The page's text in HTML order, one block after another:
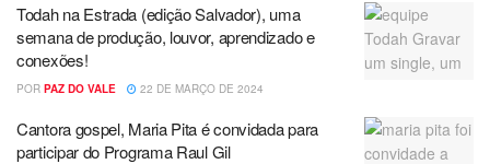
Todah na Estrada (edição Salvador), uma
semana de produção, louvor, aprendizado e
conexões!
POR PAZ DO VALE 22 DE MARÇO DE 2024
Cantora gospel, Maria Pita é convidada para
participar do Programa Raul Gil